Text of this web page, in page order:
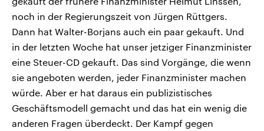
noch in der Regierungszeit von Jürgen Rüttgers.
Dann hat Walter-Borjans auch ein paar gekauft. Und
in der letzten Woche hat unser jetziger Finanzminister
eine Steuer-CD gekauft. Das sind Vorgänge, die wenn
sie angeboten werden, jeder Finanzminister machen
würde. Aber er hat daraus ein publizistisches
Geschäftsmodell gemacht und das hat ein wenig die
anderen Fragen überdeckt. Der Kampf gegen